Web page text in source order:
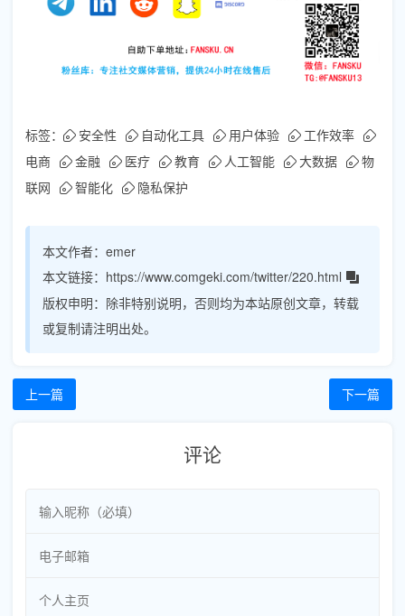
标签： 安全性 自动化工具 用户体验
工作效率
电商
金融 医疗 教育 人工智能 大数据
物
联网
智能化 隐私保护
本文作者： emer
本文链接： https://www.comgeki.com/twitter/220.html
版权申明： 除非特别说明，否则均为本站原创文章，转载
或复制请注明出处。
上一篇 下一篇
评论